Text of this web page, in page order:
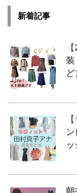
新着記事
装
朝